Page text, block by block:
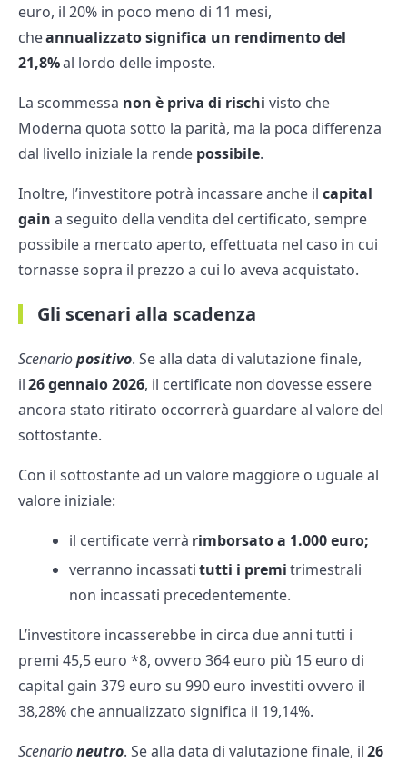
euro, il 20% in poco meno di 11 mesi,
cheannualizzato significa un rendimento del
21,8%al lordo delle imposte.
La scommessa non è priva di rischi visto che
Moderna quota sotto la parità, ma la poca differenza
dal livello iniziale la rende possibile.
Inoltre, l’investitore potrà incassare anche il capital
gain a seguito della vendita del certificato, sempre
possibile a mercato aperto, effettuata nel caso in cui
tornasse sopra il prezzo a cui lo aveva acquistato.
Gli scenari alla scadenza
Scenariopositivo. Se alla data di valutazione finale,
il26 gennaio 2026, il certificate non dovesse essere
ancora stato ritirato occorrerà guardare al valore del
sottostante.
Con il sottostante ad un valore maggiore o uguale al
valore iniziale:
il certificate verrà rimborsato a 1.000 euro;
verranno incassatitutti i premitrimestrali
non incassati precedentemente.
L’investitore incasserebbe in circa due anni tutti i
premi 45,5 euro *8, ovvero 364 euro più 15 euro di
capital gain 379 euro su 990 euro investiti ovvero il
38,28% che annualizzato significa il 19,14%.
Scenarioneutro. Se alla data di valutazione finale, il26